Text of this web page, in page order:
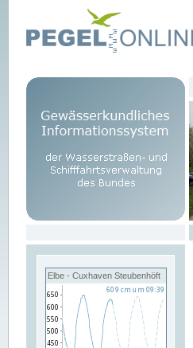
Elbe - Cuxhaven Steubenhöft